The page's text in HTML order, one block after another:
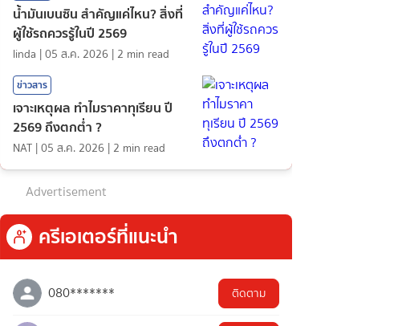
น้ำมันเบนซิน สำคัญแค่ไหน? สิ่งที่
ผู้ใช้รถควรรู้ในปี 2569
linda |05 ส.ค. 2026 | 2 min read
ข่าวสาร
เจาะเหตุผล ทำไมราคาทุเรียน ปี
2569 ถึงตกต่ำ ?
NAT |05 ส.ค. 2026 | 2 min read
Advertisement
ครีเอเตอร์ที่แนะนำ
080******* ติดตาม